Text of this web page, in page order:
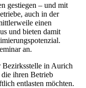
gestiegen – und mit
auch in der
einen
und bieten damit
an.
Bezirksstelle in Aurich
ihren Betrieb
entlasten möchten.